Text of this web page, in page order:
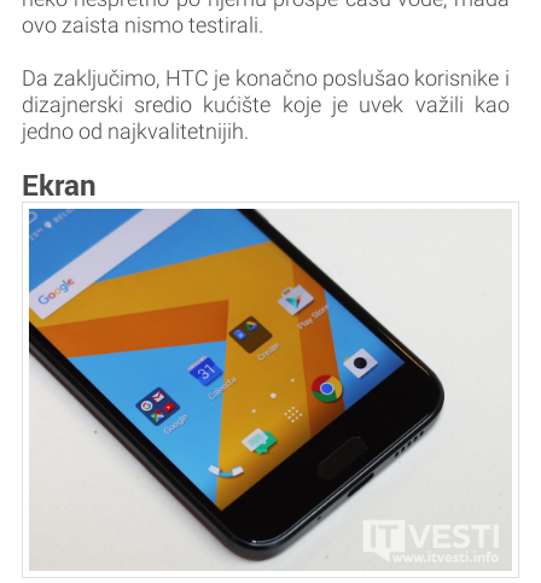
ovo zaista nismo testirali.
Da zaključimo, HTC je konačno poslušao korisnike i
dizajnerski sredio kućište koje je uvek važili kao
jedno od najkvalitetnijih.
Ekran